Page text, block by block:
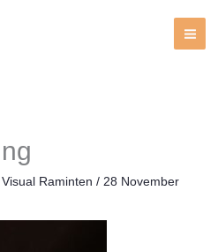
Visual Raminten / 28 November